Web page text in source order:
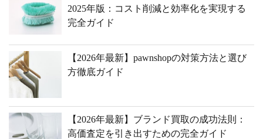
2025年版：コスト削減と効率化を実現する
完全ガイド
【2026年最新】pawnshopの対策方法と選び
方徹底ガイド
【2026年最新】ブランド買取の成功法則：
高価査定を引き出すための完全ガイド